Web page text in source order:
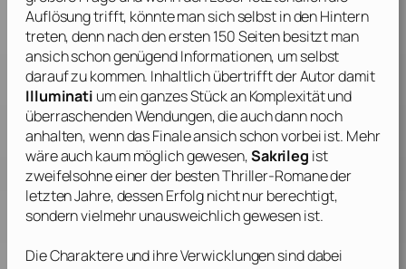
Auflösung trifft, könnte man sich selbst in den Hintern
treten, denn nach den ersten 150 Seiten besitzt man
ansich schon genügend Informationen, um selbst
darauf zu kommen. Inhaltlich übertrifft der Autor damit
Illuminati um ein ganzes Stück an Komplexität und
überraschenden Wendungen, die auch dann noch
anhalten, wenn das Finale ansich schon vorbei ist. Mehr
wäre auch kaum möglich gewesen,Sakrileg ist
zweifelsohne einer der besten Thriller-Romane der
letzten Jahre, dessen Erfolg nicht nur berechtigt,
sondern vielmehr unausweichlich gewesen ist.
Die Charaktere und ihre Verwicklungen sind dabei